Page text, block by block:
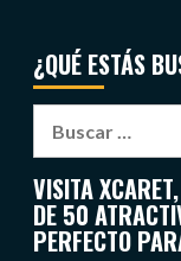
¿QUÉ ESTÁS
VISITA
DE 50
PERFECTO